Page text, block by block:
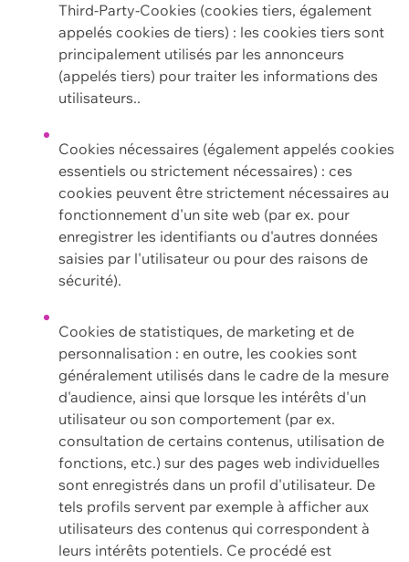
Third-Party-Cookies (cookies tiers, également
appelés cookies de tiers) : les cookies tiers sont
principalement utilisés par les annonceurs
(appelés tiers) pour traiter les informations des
utilisateurs..
Cookies nécessaires (également appelés cookies
essentiels ou strictement nécessaires) : ces
cookies peuvent être strictement nécessaires au
fonctionnement d'un site web (par ex. pour
enregistrer les identifiants ou d'autres données
saisies par l'utilisateur ou pour des raisons de
sécurité).
Cookies de statistiques, de marketing et de
personnalisation : en outre, les cookies sont
généralement utilisés dans le cadre de la mesure
d'audience, ainsi que lorsque les intérêts d'un
utilisateur ou son comportement (par ex.
consultation de certains contenus, utilisation de
fonctions, etc.) sur des pages web individuelles
sont enregistrés dans un profil d'utilisateur. De
tels profils servent par exemple à afficher aux
utilisateurs des contenus qui correspondent à
leurs intérêts potentiels. Ce procédé est